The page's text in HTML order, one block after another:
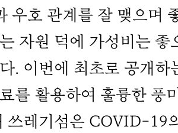
우호 관계를 잘 맺으며
자원 덕에 가성비는 좋
. 이번에 최초로 공개하
를 활용하여 훌륭한 풍
쓰레기섬은 COVID-19